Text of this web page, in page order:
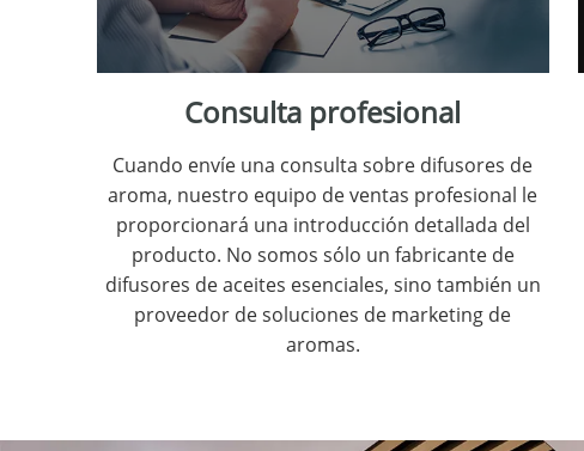
Consulta profesional
Cuando envíe una consulta sobre difusores de
aroma, nuestro equipo de ventas profesional le
proporcionará una introducción detallada del
producto. No somos sólo un fabricante de
difusores de aceites esenciales, sino también un
proveedor de soluciones de marketing de
aromas.